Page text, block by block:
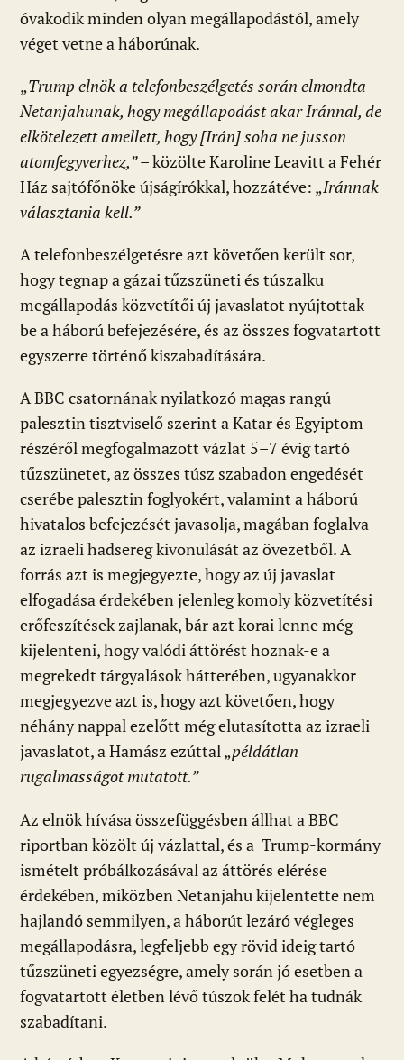
óvakodik minden olyan megállapodástól, amely
véget vetne a háborúnak.
„Trump elnök a telefonbeszélgetés során elmondta
Netanjahunak, hogy megállapodást akar Iránnal, de
elkötelezett amellett, hogy [Irán] soha ne jusson
atomfegyverhez,”– közölte Karoline Leavitt a Fehér
Ház sajtófőnöke újságírókkal, hozzátéve: „Iránnak
választania kell.”
A telefonbeszélgetésre azt követően került sor,
hogy tegnap a gázai tűzszüneti és túszalku
megállapodás közvetítői új javaslatot nyújtottak
be a háború befejezésére, és az összes fogvatartott
egyszerre történő kiszabadítására.
A BBC csatornának nyilatkozó magas rangú
palesztin tisztviselő szerint a Katar és Egyiptom
részéről megfogalmazott vázlat 5–7 évig tartó
tűzszünetet, az összes túsz szabadon engedését
cserébe palesztin foglyokért, valamint a háború
hivatalos befejezését javasolja, magában foglalva
az izraeli hadsereg kivonulását az övezetből. A
forrás azt is megjegyezte, hogy az új javaslat
elfogadása érdekében jelenleg komoly közvetítési
erőfeszítések zajlanak, bár azt korai lenne még
kijelenteni, hogy valódi áttörést hoznak-e a
megrekedt tárgyalások hátterében, ugyanakkor
megjegyezve azt is, hogy azt követően, hogy
néhány nappal ezelőtt még elutasította az izraeli
javaslatot, a Hamász ezúttal „példátlan
rugalmasságot mutatott.”
Az elnök hívása összefüggésben állhat a BBC
riportban közölt új vázlattal, és a Trump-kormány
ismételt próbálkozásával az áttörés elérése
érdekében, miközben Netanjahu kijelentette nem
hajlandó semmilyen, a háborút lezáró végleges
megállapodásra, legfeljebb egy rövid ideig tartó
tűzszüneti egyezségre, amely során jó esetben a
fogvatartott életben lévő túszok felét ha tudnák
szabadítani.